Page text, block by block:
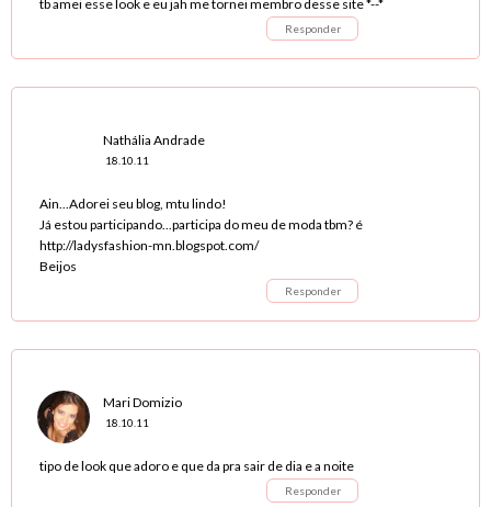
tb amei esse look e eu jah me tornei membro desse site *--*
Responder
Nathália Andrade
18.10.11
Ain...Adorei seu blog, mtu lindo!
Já estou participando...participa do meu de moda tbm? é
http://ladysfashion-mn.blogspot.com/
Beijos
Responder
Mari Domizio
18.10.11
tipo de look que adoro e que da pra sair de dia e a noite
Responder